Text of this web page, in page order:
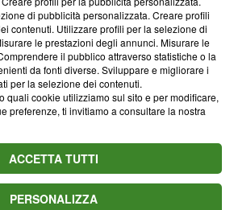
Via Carlo Frasca, 3 - 6900
+39 0690258937
di pubblicità personalizzata. Creare profili
contenuti. Utilizzare profili per la selezione di
le prestazioni degli annunci. Misurare le
il pubblico attraverso statistiche o la
da fonti diverse. Sviluppare e migliorare i
per la selezione dei contenuti.
quali cookie utilizziamo sul sito e per modificare,
preferenze, ti invitiamo a consultare la nostra
ACCETTA TUTTI
PERSONALIZZA